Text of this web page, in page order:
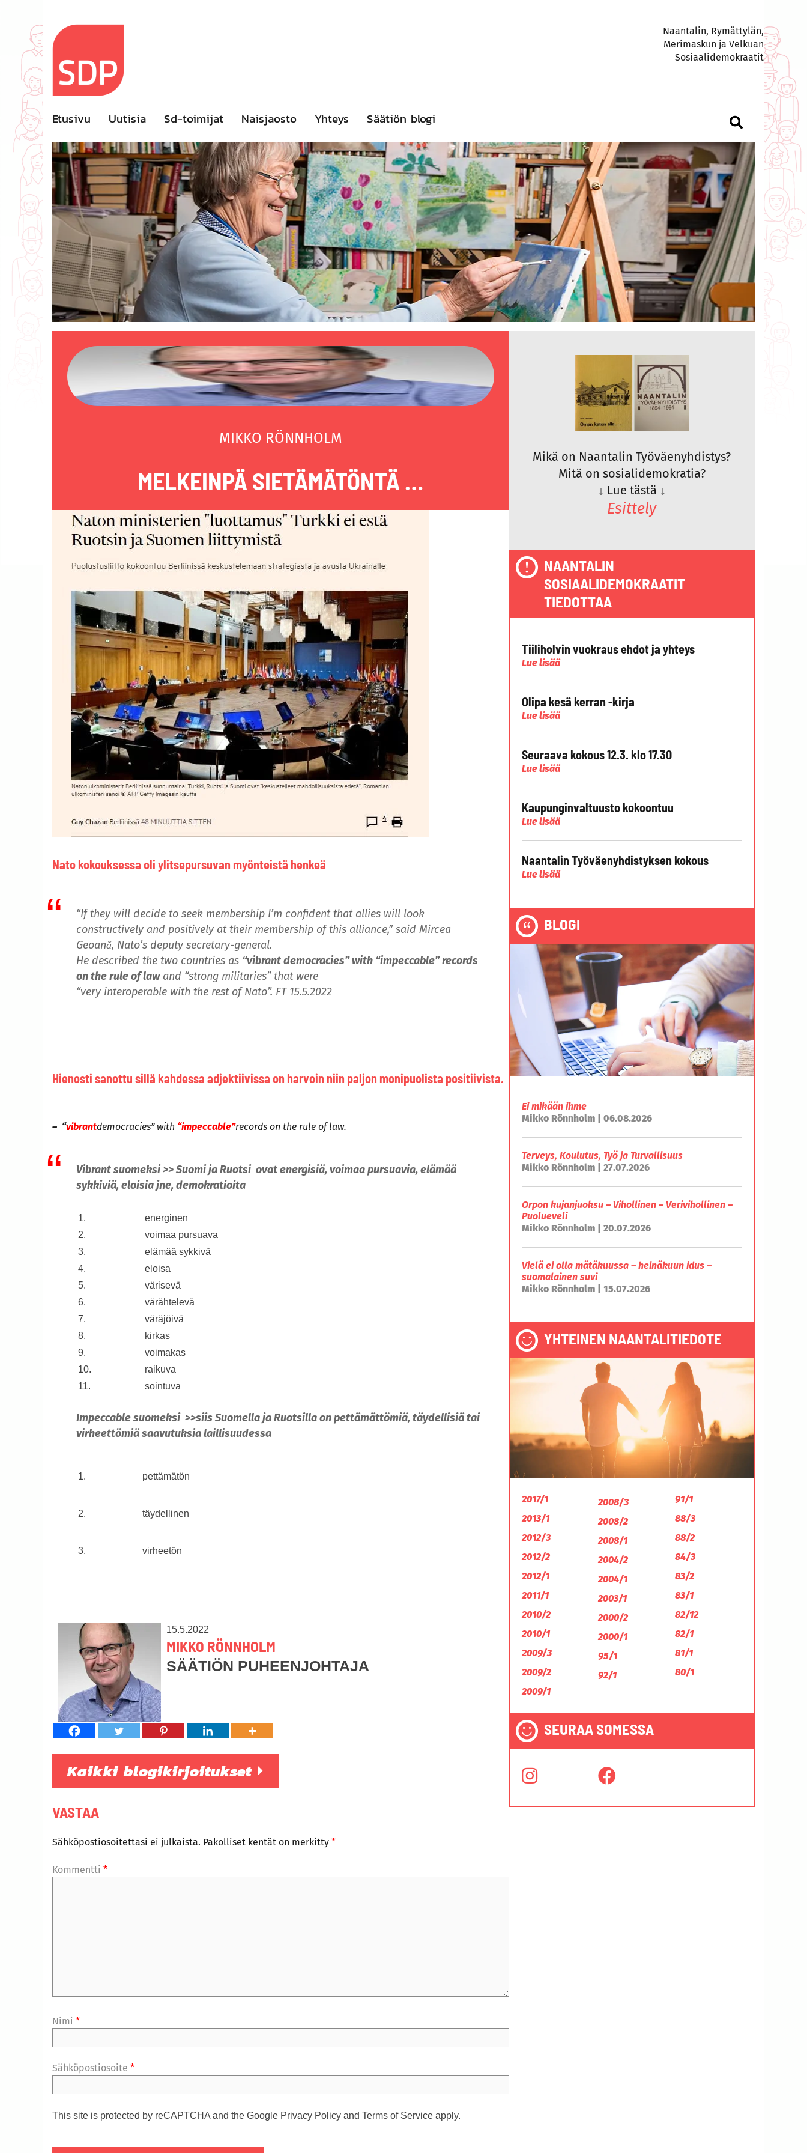
content
Naantalin, Rymättylän,
Merimaskun ja Velkuan
Sosiaalidemokraatit
Etusivu Uutisia Sd-toimijat Naisjaosto Yhteys Säätiön blogi
MIKKO RÖNNHOLM
MELKEINPÄ SIETÄMÄTÖNTÄ …
Nato kokouksessa oli ylitsepursuvan myönteistä henkeä
“If they will decide to seek membership I’m confident that allies will look
constructively and positively at their membership of this alliance,” said Mircea
Geoană, Nato’s deputy secretary-general.
He described the two countries as “vibrant democracies” with “impeccable” records
on the rule of lawand “strong militaries” that were
“very interoperable with the rest of Nato”. FT 15.5.2022
Hienosti sanottu sillä kahdessa adjektiivissa on harvoin niin paljon monipuolista positiivista.
– “vibrantdemocracies” with “impeccable”records on the rule of law.
Vibrant suomeksi >> Suomi ja Ruotsi ovat energisiä, voimaa pursuavia, elämää
sykkiviä, eloisia jne, demokratioita
1.
energinen
2.
voimaa pursuava
3.
elämää sykkivä
4.
eloisa
5.
värisevä
6.
värähtelevä
7.
väräjöivä
8.
kirkas
9.
voimakas
10.
raikuva
11.
sointuva
Impeccable suomeksi >>siis Suomella ja Ruotsilla on pettämättömiä, täydellisiä tai
virheettömiä saavutuksia laillisuudessa
1. pettämätön
2. täydellinen
3. virheetön
15.5.2022
MIKKO RÖNNHOLM
SÄÄTIÖN PUHEENJOHTAJA
Kaikki blogikirjoitukset
VASTAA
Sähköpostiosoitettasi ei julkaista. Pakolliset kentät on merkitty *
Kommentti *
Nimi *
Sähköpostiosoite *
This site is protected by reCAPTCHA and the Google Privacy Policy and Terms of Service apply.
Mikä on Naantalin Työväenyhdistys?
Mitä on sosialidemokratia?
↓ Lue tästä ↓
Esittely
NAANTALIN
SOSIAALIDEMOKRAATIT
TIEDOTTAA
Tiiliholvin vuokraus ehdot ja yhteys
Lue lisää
Olipa kesä kerran -kirja
Lue lisää
Seuraava kokous 12.3. klo 17.30
Lue lisää
Kaupunginvaltuusto kokoontuu
Lue lisää
Naantalin Työväenyhdistyksen kokous
Lue lisää
BLOGI
Ei mikään ihme
Mikko Rönnholm | 06.08.2026
Terveys, Koulutus, Työ ja Turvallisuus
Mikko Rönnholm | 27.07.2026
Orpon kujanjuoksu – Vihollinen – Verivihollinen –
Puolueveli
Mikko Rönnholm | 20.07.2026
Vielä ei olla mätäkuussa – heinäkuun idus –
suomalainen suvi
Mikko Rönnholm | 15.07.2026
YHTEINEN NAANTALITIEDOTE
2017/1
2013/1
2012/3
2012/2
2012/1
2011/1
2010/2
2010/1
2009/3
2009/2
2009/1
2008/3
2008/2
2008/1
2004/2
2004/1
2003/1
2000/2
2000/1
95/1
92/1
91/1
88/3
88/2
84/3
83/2
83/1
82/12
82/1
81/1
80/1
SEURAA SOMESSA